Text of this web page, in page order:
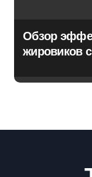
Обзор
жировиков